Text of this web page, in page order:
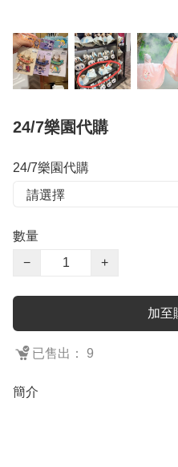
24/7樂園代購
24/7樂園代購
數量
−
+
加至
已售出： 9
簡介